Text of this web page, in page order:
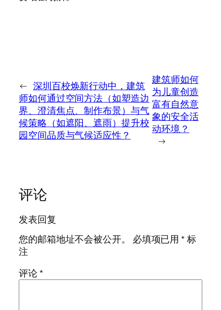
← 深圳百校焕新行动中，建筑
师如何通过空间方法（如塑造边
界、澄清焦点、制作布景）与气
候策略（如遮阳、遮雨）提升校
园空间品质与气候适应性？
建筑师如何
为儿童创造
富有自然意
象的安全活
动环境？
→
评论
发表回复
您的邮箱地址不会被公开。
必填项已用*标
注
评论*